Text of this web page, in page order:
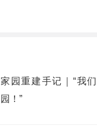
家园重建手记｜“我
园！”